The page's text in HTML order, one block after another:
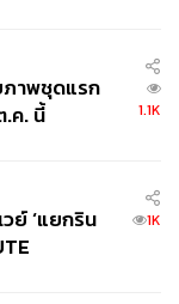
ภาพชุดแรก
ค. นี้
1.1K
ย์ ‘แยกริน
1K